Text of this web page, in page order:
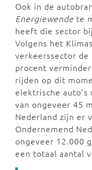
Ook in de
Energiewende te
heeft die sector
Volgens het
verkeerssector
procent
rijden op dit
elektrische
van ongeveer 45
Nederland zijn er
Ondernemend
ongeveer 12.000
een totaal aantal